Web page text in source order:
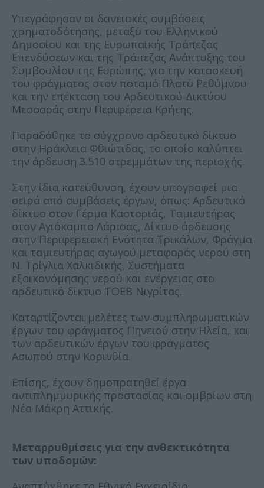
Υπεγράφησαν οι δανειακές συμβάσεις
χρηματοδότησης, μεταξύ του Ελληνικού
Δημοσίου και της Ευρωπαϊκής Τράπεζας
Επενδύσεων και της Τράπεζας Ανάπτυξης του
Συμβουλίου της Ευρώπης, για την κατασκευή
του φράγματος στον ποταμό Πλατύ Ρεθύμνου
και την επέκταση του Αρδευτικού Δικτύου
Μεσσαράς στην Περιφέρεια Κρήτης.
Παραδόθηκε το σύγχρονο αρδευτικό δίκτυο
στην Ηράκλεια Φθιώτιδας, το οποίο καλύπτει
την άρδευση 3.510 στρεμμάτων της περιοχής.
Στην ίδια κατεύθυνση, έχουν υπογραφεί μια
σειρά από συμβάσεις έργων, όπως: Αρδευτικό
δίκτυο στον Γέρμα Καστοριάς, Ταμιευτήρας
στον Αγιόκαμπο Λάρισας, Δίκτυο άρδευσης
στην Περιφερειακή Ενότητα Τρικάλων, Φράγμα
και ταμιευτήρας αγωγού μεταφοράς νερού στη
Ν. Τρίγλια Χαλκιδικής, Συστήματα
εξοικονόμησης νερού και ενέργειας στο
αρδευτικό δίκτυο ΤΟΕΒ Νιγρίτας.
Καταρτίζονται μελέτες των συμπληρωματικών
έργων του φράγματος Πηνειού στην Ηλεία, και
των αρδευτικών έργων του φράγματος
Ασωπού στην Κορινθία.
Επίσης, έχουν δημοπρατηθεί έργα
αντιπλημμυρικής προστασίας και ομβρίων στη
Νέα Μάκρη Αττικής.
Μεταρρυθμίσεις για την ανθεκτικότητα
των υποδομών: